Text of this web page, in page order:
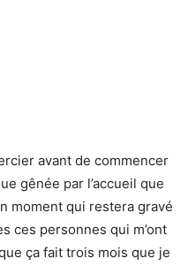
avant de commencer
gênée par l’accueil que
moment qui restera gravé
ces personnes qui m’ont
ça fait trois mois que je